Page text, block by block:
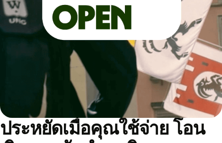
ประหยัดเมื่อคุณใช้จ่าย โอน